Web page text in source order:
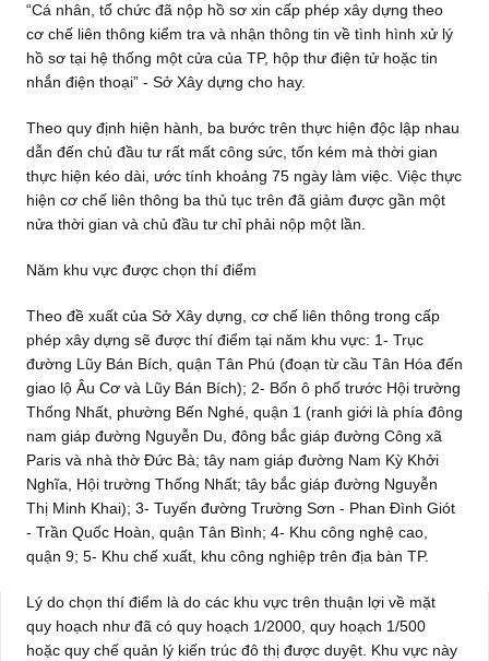
“Cá nhân, tổ chức đã nộp hồ sơ xin cấp phép xây dựng theo
cơ chế liên thông kiểm tra và nhận thông tin về tình hình xử lý
hồ sơ tại hệ thống một cửa của TP, hộp thư điện tử hoặc tin
nhắn điện thoại” - Sở Xây dựng cho hay.
Theo quy định hiện hành, ba bước trên thực hiện độc lập nhau
dẫn đến chủ đầu tư rất mất công sức, tốn kém mà thời gian
thực hiện kéo dài, ước tính khoảng 75 ngày làm việc. Việc thực
hiện cơ chế liên thông ba thủ tục trên đã giảm được gần một
nửa thời gian và chủ đầu tư chỉ phải nộp một lần.
Năm khu vực được chọn thí điểm
Theo đề xuất của Sở Xây dựng, cơ chế liên thông trong cấp
phép xây dựng sẽ được thí điểm tại năm khu vực: 1- Trục
đường Lũy Bán Bích, quận Tân Phú (đoạn từ cầu Tân Hóa đến
giao lộ Âu Cơ và Lũy Bán Bích); 2- Bốn ô phố trước Hội trường
Thống Nhất, phường Bến Nghé, quận 1 (ranh giới là phía đông
nam giáp đường Nguyễn Du, đông bắc giáp đường Công xã
Paris và nhà thờ Đức Bà; tây nam giáp đường Nam Kỳ Khởi
Nghĩa, Hội trường Thống Nhất; tây bắc giáp đường Nguyễn
Thị Minh Khai); 3- Tuyến đường Trường Sơn - Phan Đình Giót
- Trần Quốc Hoàn, quận Tân Bình; 4- Khu công nghệ cao,
quận 9; 5- Khu chế xuất, khu công nghiệp trên địa bàn TP.
Lý do chọn thí điểm là do các khu vực trên thuận lợi về mặt
quy hoạch như đã có quy hoạch 1/2000, quy hoạch 1/500
hoặc quy chế quản lý kiến trúc đô thị được duyệt. Khu vực này